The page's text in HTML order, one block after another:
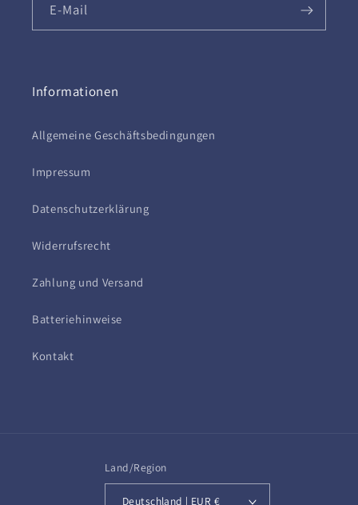
E-Mail
Informationen
Allgemeine Geschäftsbedingungen
Impressum
Datenschutzerklärung
Widerrufsrecht
Zahlung und Versand
Batteriehinweise
Kontakt
Land/Region
Deutschland | EUR €